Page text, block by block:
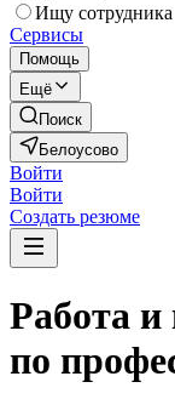
Ищу сотрудника
Сервисы
Помощь
Ещё
Поиск
Белоусово
Войти
Войти
Создать резюме
Работа и
по